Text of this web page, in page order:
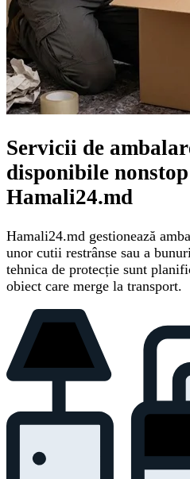
Servicii de
disponibile
Hamali24.md
Hamali24.md gestionează
unor cutii restrânse sau a
tehnica de protecție sunt
obiect care merge la transport.